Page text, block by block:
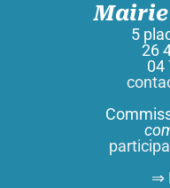
Mairie
5
26
04
⇒